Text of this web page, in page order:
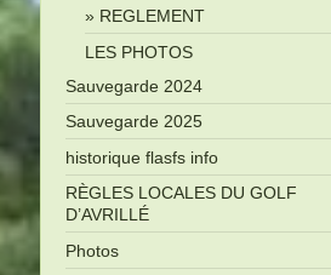
REGLEMENT
LES PHOTOS
Sauvegarde 2024
Sauvegarde 2025
historique flasfs info
RÈGLES LOCALES DU GOLF
D’AVRILLÉ
Photos